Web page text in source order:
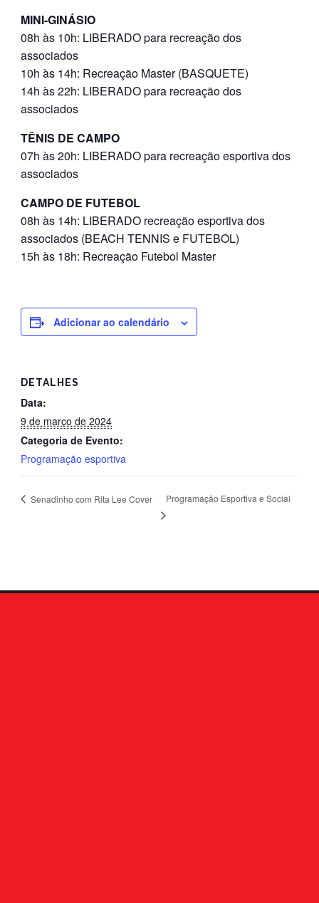
MINI-GINÁSIO
08h às 10h: LIBERADO para recreação dos
associados
10h às 14h: Recreação Master (BASQUETE)
14h às 22h: LIBERADO para recreação dos
associados
TÊNIS DE CAMPO
07h às 20h: LIBERADO para recreação esportiva dos
associados
CAMPO DE FUTEBOL
08h às 14h: LIBERADO recreação esportiva dos
associados (BEACH TENNIS e FUTEBOL)
15h às 18h: Recreação Futebol Master
Adicionar ao calendário
DETALHES
Data:
9 de março de 2024
Categoria de Evento:
Programação esportiva
Senadinho com Rita Lee Cover Programação Esportiva e Social